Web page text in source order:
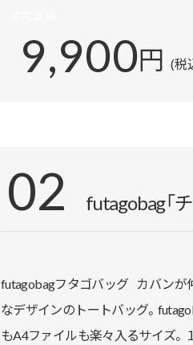
9,900円 (税
02 futagobag「
futagobagフタゴバッグ カバンが
なデザインのトートバッグ。
もA4ファイルも楽々入るサイズ